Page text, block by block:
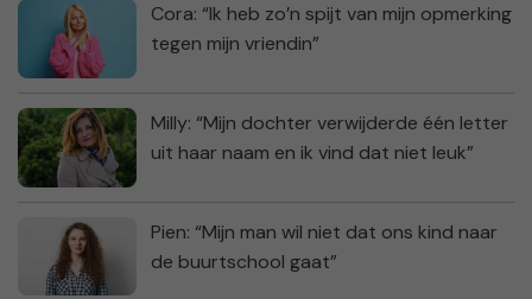
Cora: “Ik heb zo’n spijt van mijn opmerking
tegen mijn vriendin”
Milly: “Mijn dochter verwijderde één letter
uit haar naam en ik vind dat niet leuk”
Pien: “Mijn man wil niet dat ons kind naar
de buurtschool gaat”